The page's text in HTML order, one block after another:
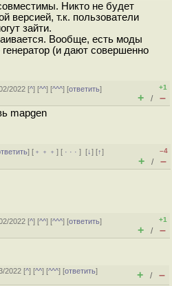
Никто не будет
версией, т.к. пользователи
зайти.
Вообще, есть моды
(и дают совершенно
2022 [^] [^^] [^^^] [ответить]
+1
+ / –
mapgen
] [ ﹢﹢﹢] [ · · ·][↓] [↑]
–4
+ / –
2022 [^] [^^] [^^^] [ответить]
+1
+ / –
2022 [^] [^^] [^^^] [ответить]
+ / –